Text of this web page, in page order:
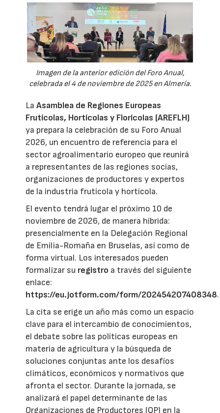
Imagen de la anterior edición del Foro Anual,
celebrada el 4 de noviembre de 2025 en Almería.
LaAsamblea de Regiones Europeas
Frutícolas, Hortícolas y Florícolas (AREFLH)
ya prepara la celebración de su Foro Anual
2026, un encuentro de referencia para el
sector agroalimentario europeo que reunirá
a representantes de las regiones socias,
organizaciones de productores y expertos
de la industria frutícola y hortícola.
El evento tendrá lugar el próximo 10 de
noviembre de 2026, de manera híbrida:
presencialmente en la Delegación Regional
de Emilia-Romaña en Bruselas, así como de
forma virtual. Los interesados pueden
formalizar su registro a través del siguiente
enlace:
https://eu.jotform.com/form/202454207408348.
La cita se erige un año más como un espacio
clave para el intercambio de conocimientos,
el debate sobre las políticas europeas en
materia de agricultura y la búsqueda de
soluciones conjuntas ante los desafíos
climáticos, económicos y normativos que
afronta el sector. Durante la jornada, se
analizará el papel determinante de las
Organizaciones de Productores (OP) en la